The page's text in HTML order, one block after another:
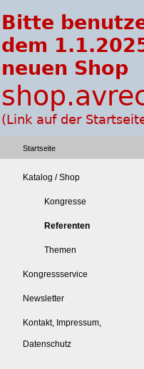
Startseite
Katalog / Shop
Kongresse
Referenten
Themen
Kongressservice
Newsletter
Kontakt, Impressum,
Datenschutz